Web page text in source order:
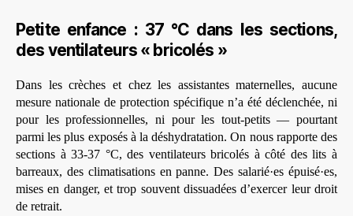
Petite enfance : 37 °C dans les sections,
des ventilateurs « bricolés »
Dans les crèches et chez les assistantes maternelles, aucune
mesure nationale de protection spécifique n’a été déclenchée, ni
pour les professionnelles, ni pour les tout-petits — pourtant
parmi les plus exposés à la déshydratation. On nous rapporte des
sections à 33-37 °C, des ventilateurs bricolés à côté des lits à
barreaux, des climatisations en panne. Des salarié·es épuisé·es,
mises en danger, et trop souvent dissuadées d’exercer leur droit
de retrait.